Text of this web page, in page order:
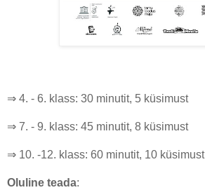
⇒ 4. - 6. klass: 30 minutit, 5 küsimust
⇒ 7. - 9. klass: 45 minutit, 8 küsimust
⇒ 10. -12. klass: 60 minutit, 10 küsimust
Oluline teada: